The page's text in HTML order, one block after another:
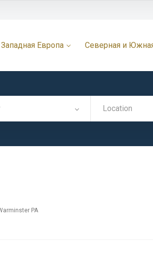
Западная Европа Северная и
Location
PA